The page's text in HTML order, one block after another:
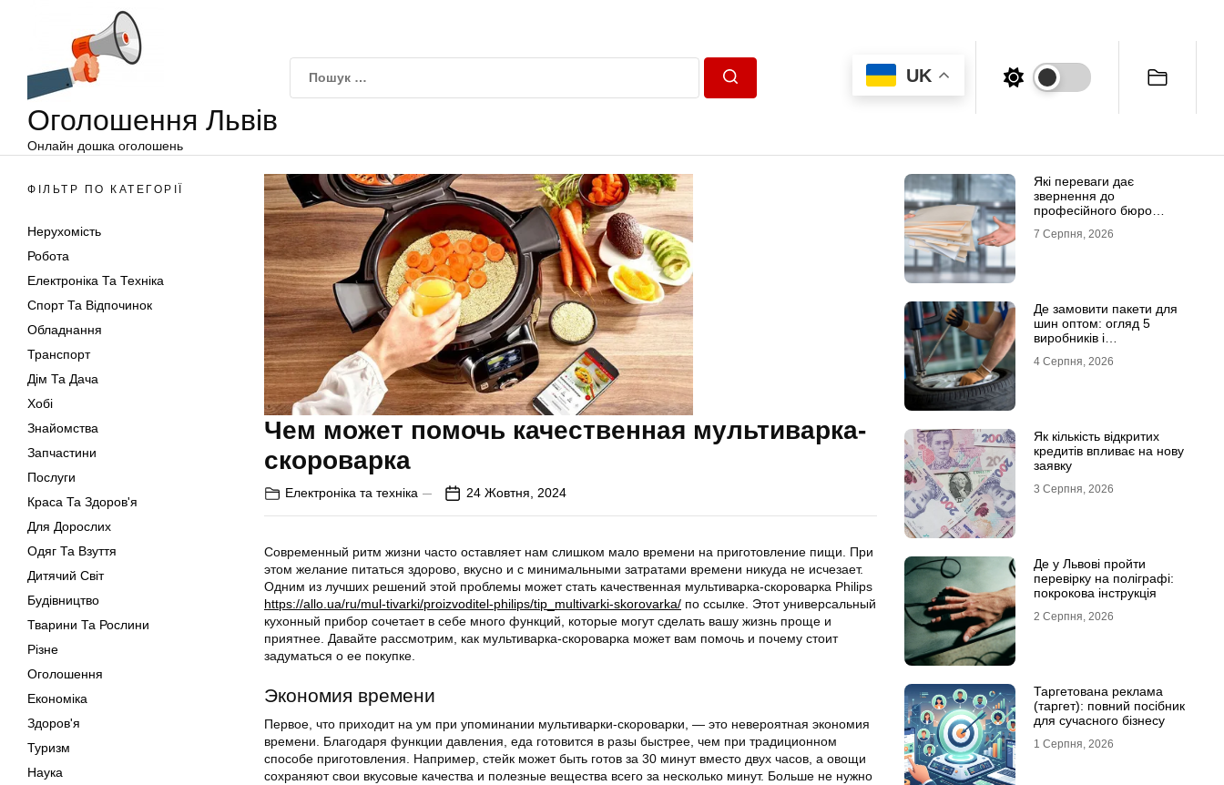
Оголошення Львів
Онлайн дошка оголошень
UK
ФІЛЬТР ПО КАТЕГОРІЇ
Нерухомість
Робота
Електроніка Та Техніка
Спорт Та Відпочинок
Обладнання
Транспорт
Дім Та Дача
Хобі
Знайомства
Запчастини
Послуги
Краса Та Здоров'я
Для Дорослих
Одяг Та Взуття
Дитячий Світ
Будівництво
Тварини Та Рослини
Різне
Оголошення
Економіка
Здоров'я
Туризм
Наука
Чем может помочь качественная мультиварка-
скороварка
Електроніка та техніка 24 Жовтня, 2024
Современный ритм жизни часто оставляет нам слишком мало времени на приготовление пищи. При
этом желание питаться здорово, вкусно и с минимальными затратами времени никуда не исчезает.
Одним из лучших решений этой проблемы может стать качественная мультиварка-скороварка Philips
https://allo.ua/ru/mul-tivarki/proizvoditel-philips/tip_multivarki-skorovarka/ по ссылке. Этот универсальный
кухонный прибор сочетает в себе много функций, которые могут сделать вашу жизнь проще и
приятнее. Давайте рассмотрим, как мультиварка-скороварка может вам помочь и почему стоит
задуматься о ее покупке.
Экономия времени
Первое, что приходит на ум при упоминании мультиварки-скороварки, — это невероятная экономия
времени. Благодаря функции давления, еда готовится в разы быстрее, чем при традиционном
способе приготовления. Например, стейк может быть готов за 30 минут вместо двух часов, а овощи
сохраняют свои вкусовые качества и полезные вещества всего за несколько минут. Больше не нужно
Які переваги дає
звернення до
професійного бюро
7 Серпня, 2026
Де замовити пакети для
шин оптом: огляд 5
виробників і
4 Серпня, 2026
Як кількість відкритих
кредитів впливає на нову
заявку
3 Серпня, 2026
Де у Львові пройти
перевірку на поліграфі:
покрокова інструкція
2 Серпня, 2026
Таргетована реклама
(таргет): повний посібник
для сучасного бізнесу
1 Серпня, 2026